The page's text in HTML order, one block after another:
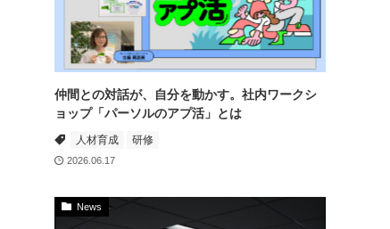
仲間との対話が、自分を動かす。社内ワークシ
ョップ「パーソルのアプ活」とは
人材育成 研修
2026.06.17
News